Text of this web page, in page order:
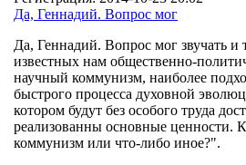
Да, Геннадий. Вопрос мог
Да, Геннадий. Вопрос мог звучать и
известных нам общественно-
научный коммунизм, наиболее
быстрого процесса духовной
котором будут без особого труда
реализованны основные ценности.
коммунизм или что-либо иное?".